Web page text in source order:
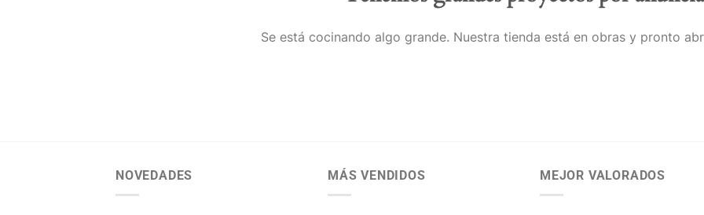
Se está cocinando algo grande. Nuestra tienda está en obras y pronto
NOVEDADES MÁS VENDIDOS MEJOR VALORADOS